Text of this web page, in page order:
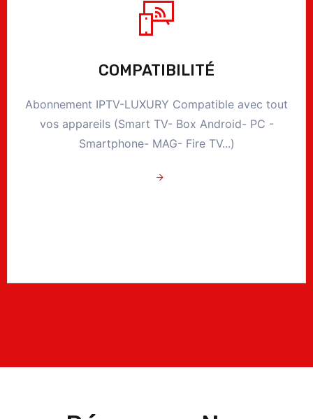
COMPATIBILITÉ
Abonnement IPTV-LUXURY Compatible avec tout
vos appareils (Smart TV- Box Android- PC -
Smartphone- MAG- Fire TV...)